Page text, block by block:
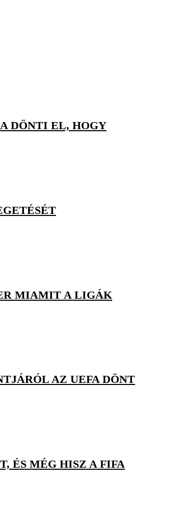
DÖNTI EL, HOGY
MIAMIT A LIGÁK
AZ UEFA DÖNT
ÉS MÉG HISZ A FIFA